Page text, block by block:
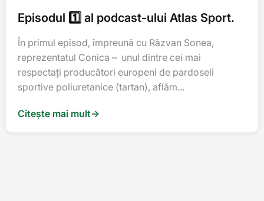
Episodul 1️⃣ al podcast-ului Atlas Sport.
În primul episod, împreună cu Răzvan Sonea,
reprezentatul Conica – unul dintre cei mai
respectați producători europeni de pardoseli
sportive poliuretanice (tartan), aflăm...
Citește mai mult→